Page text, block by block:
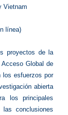
Vietnam
línea)
proyectos de la
Global de
los esfuerzos por
abierta
los principales
conclusiones